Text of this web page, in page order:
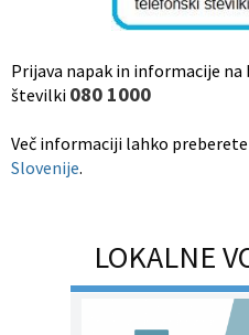
Prijava napak in informacije
številki 080 1000
Več informaciji lahko
Slovenije.
LOKALNE
Občinski nagrajenci
Vaške skupnosti
Uradne ure
Proračun občine
Lokalne volitve
Prostorski akti občine